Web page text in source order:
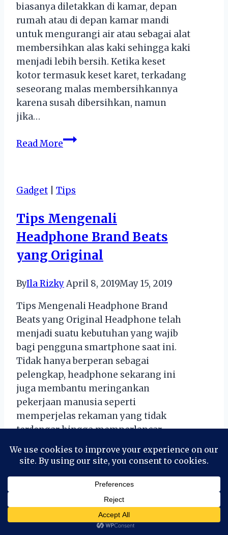
biasanya diletakkan di kamar, depan
rumah atau di depan kamar mandi
untuk mengurangi air atau sebagai alat
membersihkan alas kaki sehingga kaki
menjadi lebih bersih. Ketika keset
kotor termasuk keset karet, terkadang
seseorang malas membersihkannya
karena susah dibersihkan, namun
jika…
Read MoreCara
Spesifikasi
Cuci
Gadget Tips
Tips Mengenali
Headphone Brand Beats
yang Original
ByIla RizkyApril 8, 2019May 15, 2019
Tips Mengenali Headphone Brand
Beats yang Original Headphone telah
menjadi suatu kebutuhan yang wajib
bagi pengguna smartphone saat ini.
Tidak hanya berperan sebagai
pelengkap, headphone sekarang ini
juga membantu meringankan
pekerjaan manusia seperti
memperjelas rekaman yang tidak
terdengar hingga memperlancar
pembicaraan via telepon. Tidak heran
jika banyak yang memilih untuk
Tips
Mengenali